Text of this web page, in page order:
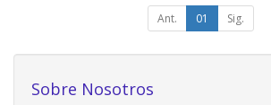
Ant. 01 Sig.
Sobre Nosotros